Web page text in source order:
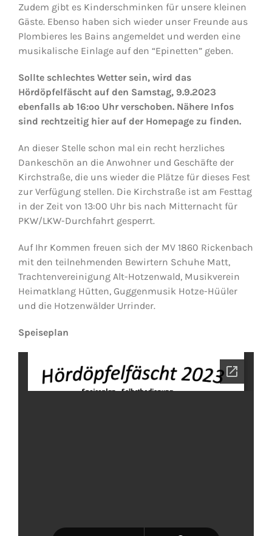
Zudem gibt es Kinderschminken für unsere kleinen
Gäste. Ebenso haben sich wieder unser Freunde aus
Plombieres les Bains angemeldet und werden eine
musikalische Einlage auf den “Epinetten” geben.
Sollte schlechtes Wetter sein, wird das
Hördöpfelfäscht auf den Samstag, 9.9.2023
ebenfalls ab 16:oo Uhr verschoben. Nähere Infos
sind rechtzeitig hier auf der Homepage zu finden.
An dieser Stelle schon mal ein recht herzliches
Dankeschön an die Anwohner und Geschäfte der
Kirchstraße, die uns wieder die Plätze für dieses Fest
zur Verfügung stellen. Die Kirchstraße ist am Festtag
in der Zeit von 13:00 Uhr bis nach Mitternacht für
PKW/LKW-Durchfahrt gesperrt.
Auf Ihr Kommen freuen sich der MV 1860 Rickenbach
mit den teilnehmenden Bewirtern Schuhe Matt,
Trachtenvereinigung Alt-Hotzenwald, Musikverein
Heimatklang Hütten, Guggenmusik Hotze-Hüüler
und die Hotzenwälder Urrinder.
Speiseplan